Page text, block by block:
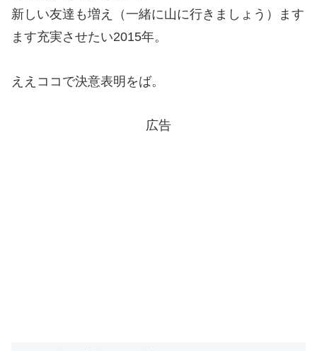
新しい友達も増え（一緒に山に行きましょう）ます
ます充実させたい2015年。
ええココで決意表明をば。
広告